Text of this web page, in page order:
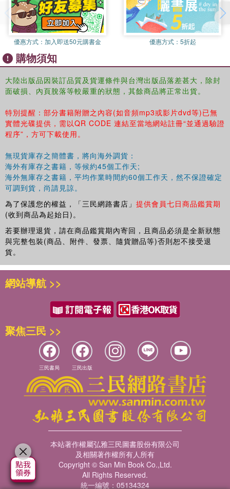
優惠方式： 加入即送50元購書金 優惠方式： 5折起
購物須知
大陸出版品因裝訂品質及貨運條件與台灣出版品落差甚大，除封
面破損、內頁脫落等較嚴重的狀態，其餘商品將正常出貨。
特別提醒：部分書籍附贈之內容(如音頻mp3或影片dvd等)已無
實體光碟提供，需以QR CODE 連結至當地網站註冊“並通過驗證
程序”，方可下載使用。
無現貨庫存之簡體書，將向海外調貨：
海外有庫存之書籍，等候約45個工作天;
海外無庫存之書籍，平均作業時間約60個工作天，然不保證確定
可調到貨，尚請見諒。
為了保護您的權益，「三民網路書店」 提供會員七日商品鑑賞期
(收到商品為起始日)。
若要辦理退貨，請在商品鑑賞期內寄回，且商品必須是全新狀態
與完整包裝(商品、附件、發票、隨貨贈品等)否則恕不接受退
貨。
網站導航 >>
聚焦三民 >>
三民書局 三民出版
本站著作權屬弘雅三民圖書股份有限公司
及相關著作權所有人所有
Copyright © San Min Book Co.,Ltd.
All Rights Reserved.
統一編號：05134324